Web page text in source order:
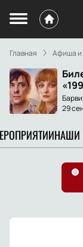
Главная Афиша и
29
НАШИ